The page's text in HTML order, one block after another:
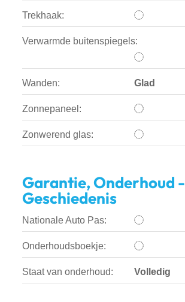
Trekhaak:
Verwarmde buitenspiegels:
Wanden: Glad
Zonnepaneel:
Zonwerend glas:
Garantie, Onderhoud -
Geschiedenis
Nationale Auto Pas:
Onderhoudsboekje:
Staat van onderhoud: Volledig